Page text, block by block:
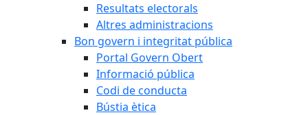
Resultats electorals
Altres administracions
Bon govern i integritat pública
Portal Govern Obert
Informació pública
Codi de conducta
Bústia ètica